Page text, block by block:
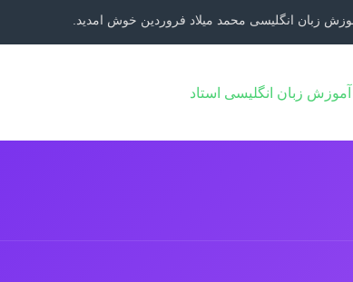
زبان انگلیسی محمد میلاد فروردین خوش امدید.